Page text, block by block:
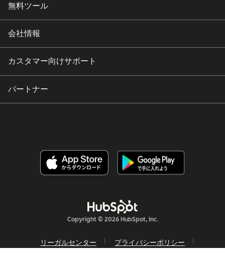
無料ツール
会社情報
カスタマー向けサポート
パートナー
Copyright © 2026 HubSpot, Inc.
リーガルセンター プライバシーポリシー